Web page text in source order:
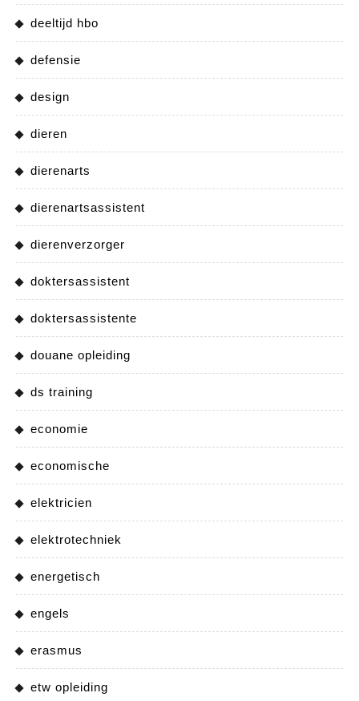
deeltijd hbo
defensie
design
dieren
dierenarts
dierenartsassistent
dierenverzorger
doktersassistent
doktersassistente
douane opleiding
ds training
economie
economische
elektricien
elektrotechniek
energetisch
engels
erasmus
etw opleiding